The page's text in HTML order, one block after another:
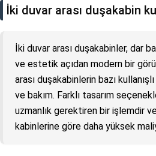
İki duvar arası duşakabin
İki duvar arası duşakabinler, dar
ve estetik açıdan modern bir
arası duşakabinlerin bazı
ve bakım. Farklı tasarım
uzmanlık gerektiren bir işlemdir
kabinlerine göre daha yüksek